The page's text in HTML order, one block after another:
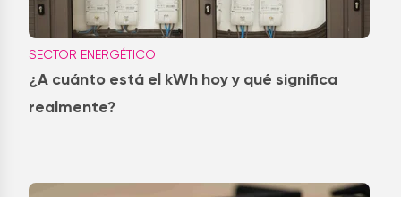
SECTOR ENERGÉTICO
¿A cuánto está el kWh hoy y qué significa
realmente?